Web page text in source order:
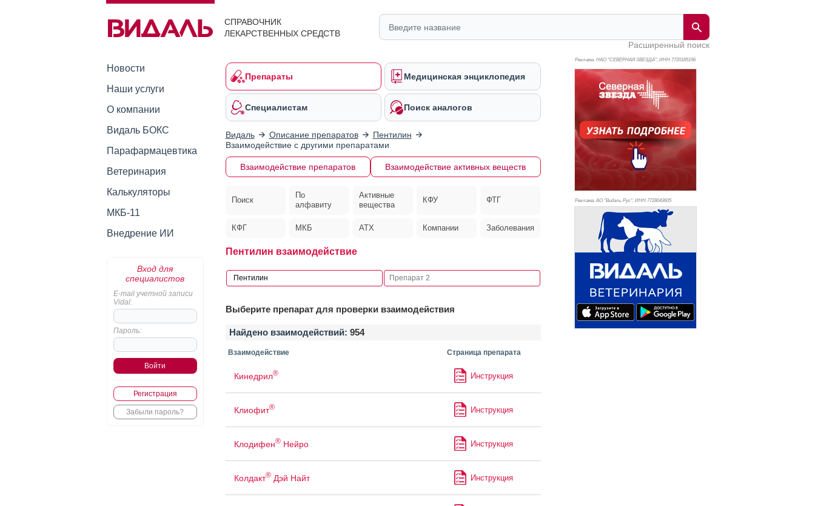
СПРАВОЧНИК
ЛЕКАРСТВЕННЫХ СРЕДСТВ
Расширенный поиск
Новости
Наши услуги
О компании
Видаль БОКС
Парафармацевтика
Ветеринария
Калькуляторы
МКБ-11
Внедрение ИИ
Вход для
специалистов
E-mail учетной записи
Vidal:
Пароль:
Регистрация
Забыли пароль?
Препараты Медицинская энциклопедия
Специалистам Поиск аналогов
Видаль Описание препаратов
Пентилин
Взаимодействие с другими препаратами
Взаимодействие препаратов Взаимодействие активных веществ
Поиск
По
алфавиту
Активные
вещества
КФУ ФТГ
КФГ МКБ АТХ Компании Заболевания
Пентилин взаимодействие
Выберите препарат для проверки взаимодействия
Найдено взаимодействий: 954
Взаимодействие Страница препарата
Кинедрил® Инструкция
Клиофит® Инструкция
Клодифен®Нейро Инструкция
Колдакт®Дэй Найт Инструкция
Реклама. НАО "СЕВЕРНАЯ ЗВЕЗДА", ИНН 7720185196
Реклама. АО "Видаль Рус", ИНН 7728043605